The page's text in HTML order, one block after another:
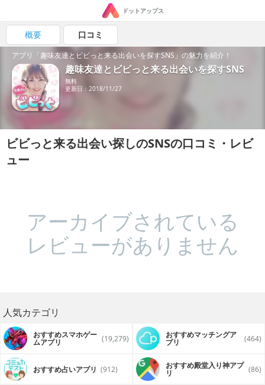
ドットアップス
概要 口コミ
アプリ「趣味友達とビビっと来る出会いを探すSNS」の魅力を紹介！
趣味友達とビビっと来る出会いを探すSNS
無料
更新日：2018/11/27
ビビっと来る出会い探しのSNSの口コミ・レビ
ュー
アーカイブされている
レビューがありません
人気カテゴリ
おすすめスマホゲー
ムアプリ (19,279) おすすめマッチングア
プリ (464)
おすすめ占いアプリ (912) おすすめ殿堂入り神アプ
リ (86)